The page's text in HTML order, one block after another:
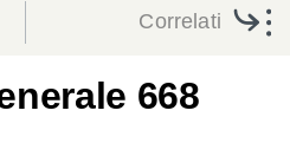
Correlati
668